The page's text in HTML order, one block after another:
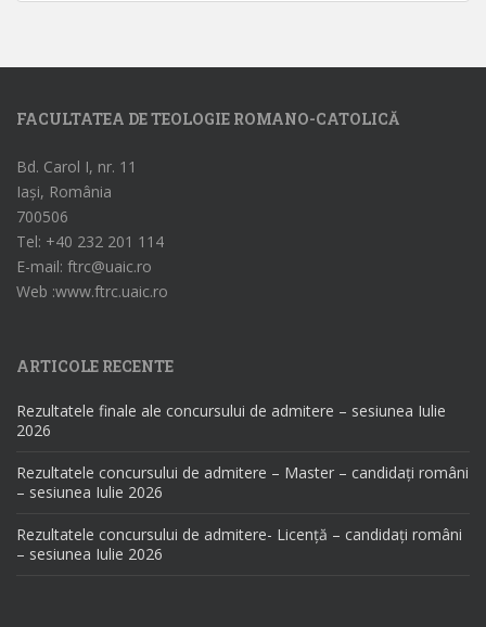
FACULTATEA DE TEOLOGIE ROMANO-CATOLICĂ
Bd. Carol I, nr. 11
Iași, România
700506
Tel: +40 232 201 114
E-mail: ftrc@uaic.ro
Web :www.ftrc.uaic.ro
ARTICOLE RECENTE
Rezultatele finale ale concursului de admitere – sesiunea Iulie
2026
Rezultatele concursului de admitere – Master – candidați români
– sesiunea Iulie 2026
Rezultatele concursului de admitere- Licență – candidați români
– sesiunea Iulie 2026